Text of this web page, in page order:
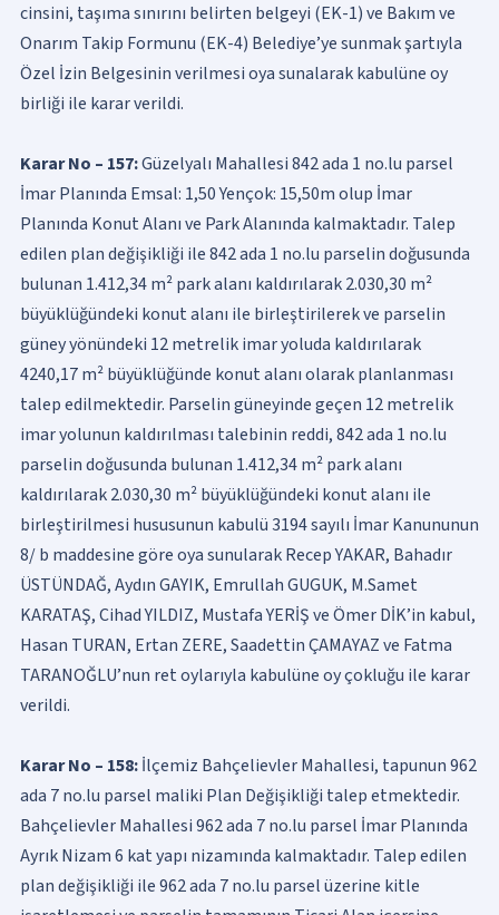
cinsini, taşıma sınırını belirten belgeyi (EK-1) ve Bakım ve
Onarım Takip Formunu (EK-4) Belediye’ye sunmak şartıyla
Özel İzin Belgesinin verilmesi oya sunalarak kabulüne oy
birliği ile karar verildi.
Karar No – 157:Güzelyalı Mahallesi 842 ada 1 no.lu parsel
İmar Planında Emsal: 1,50 Yençok: 15,50m olup İmar
Planında Konut Alanı ve Park Alanında kalmaktadır. Talep
edilen plan değişikliği ile 842 ada 1 no.lu parselin doğusunda
bulunan 1.412,34 m² park alanı kaldırılarak 2.030,30 m²
büyüklüğündeki konut alanı ile birleştirilerek ve parselin
güney yönündeki 12 metrelik imar yoluda kaldırılarak
4240,17 m² büyüklüğünde konut alanı olarak planlanması
talep edilmektedir. Parselin güneyinde geçen 12 metrelik
imar yolunun kaldırılması talebinin reddi, 842 ada 1 no.lu
parselin doğusunda bulunan 1.412,34 m² park alanı
kaldırılarak 2.030,30 m² büyüklüğündeki konut alanı ile
birleştirilmesi hususunun kabulü 3194 sayılı İmar Kanununun
8/ b maddesine göre oya sunularak Recep YAKAR, Bahadır
ÜSTÜNDAĞ, Aydın GAYIK, Emrullah GUGUK, M.Samet
KARATAŞ, Cihad YILDIZ, Mustafa YERİŞ ve Ömer DİK’in kabul,
Hasan TURAN, Ertan ZERE, Saadettin ÇAMAYAZ ve Fatma
TARANOĞLU’nun ret oylarıyla kabulüne oy çokluğu ile karar
verildi.
Karar No – 158:İlçemiz Bahçelievler Mahallesi, tapunun 962
ada 7 no.lu parsel maliki Plan Değişikliği talep etmektedir.
Bahçelievler Mahallesi 962 ada 7 no.lu parsel İmar Planında
Ayrık Nizam 6 kat yapı nizamında kalmaktadır. Talep edilen
plan değişikliği ile 962 ada 7 no.lu parsel üzerine kitle